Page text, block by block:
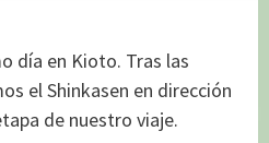
día en Kioto. Tras las
el Shinkasen en dirección
de nuestro viaje.